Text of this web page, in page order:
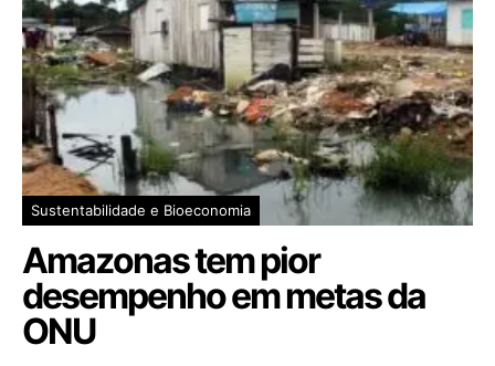
Sustentabilidade e Bioeconomia
Amazonas tem pior
desempenho em metas da
ONU